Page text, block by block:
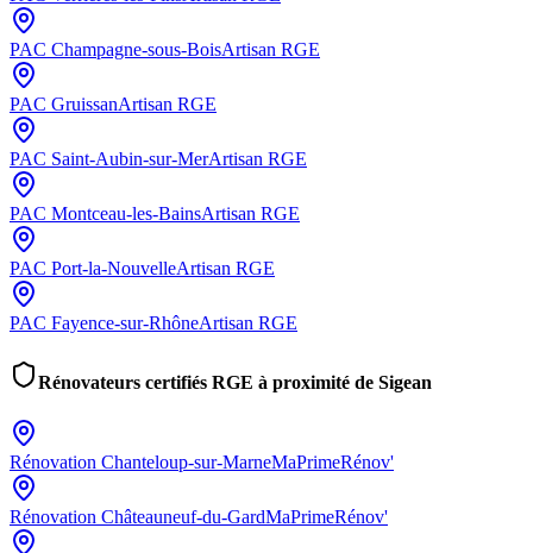
PAC Champagne-sous-BoisArtisan RGE
PAC GruissanArtisan RGE
PAC Saint-Aubin-sur-MerArtisan RGE
PAC Montceau-les-BainsArtisan RGE
PAC Port-la-NouvelleArtisan RGE
PAC Fayence-sur-RhôneArtisan RGE
Rénovateurs certifiés RGE à proximité de Sigean
Rénovation Chanteloup-sur-MarneMaPrimeRénov'
Rénovation Châteauneuf-du-GardMaPrimeRénov'